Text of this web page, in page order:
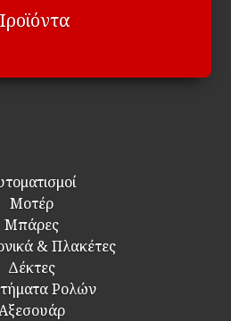
Μοτέρ
Μπάρες
& Πλακέτες
Δέκτες
Ρολών